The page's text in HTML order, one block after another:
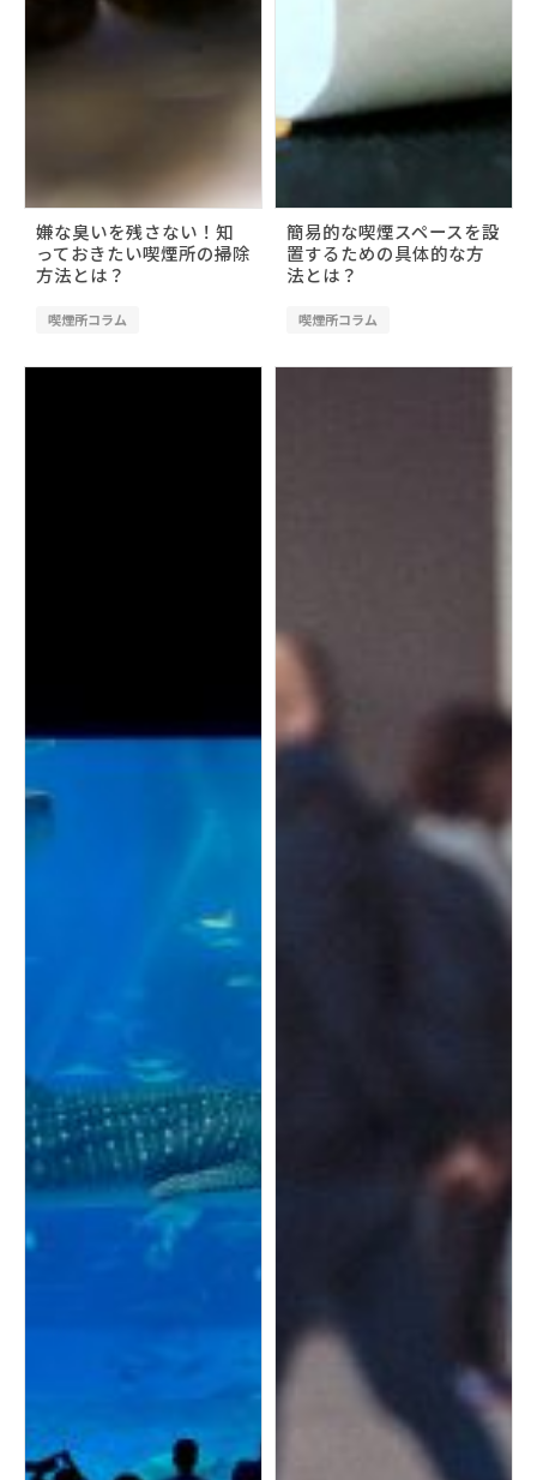
嫌な臭いを残さない！知
っておきたい喫煙所の掃除
方法とは？
喫煙所コラム
簡易的な喫煙スペースを設
置するための具体的な方
法とは？
喫煙所コラム